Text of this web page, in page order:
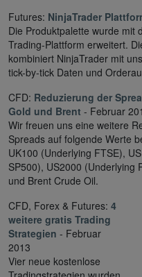
Futures: NinjaTrader
Die Produktpalette wurde mit
Trading-Plattform erweitert.
kombiniert NinjaTrader mit
tick-by-tick Daten und
CFD: Reduzierung der
Gold und Brent - Februar
Wir freuen uns eine weitere
Spreads auf folgende Werte
UK100 (Underlying FTSE),
SP500), US2000 (Underlying
und Brent Crude Oil.
CFD, Forex & Futures: 4
weitere gratis Trading
Strategien - Februar
2013
Vier neue kostenlose